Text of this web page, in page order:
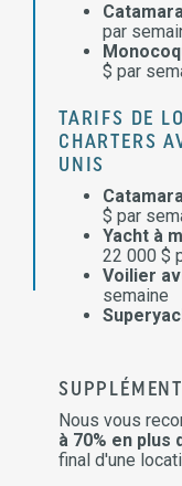
par
$ par
TARIFS DE
CHARTERS
UNIS
$ par
Yacht à
22 000 $
Voilier
semaine
Nous vous
à 70% en plus
final d'une